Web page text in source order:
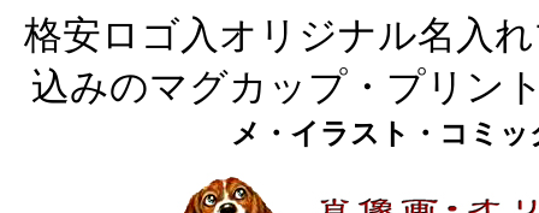
格安ロゴ入オリジナル名入
込みのマグカップ・プリン
メ・イラスト・コミ